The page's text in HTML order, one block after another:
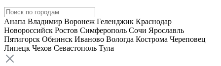
Анапа Владимир Воронеж Геленджик Краснодар
Новороссийск Ростов Симферополь Сочи Ярославль
Пятигорск Обнинск Иваново Вологда Кострома Череповец
Липецк Чехов Севастополь Тула